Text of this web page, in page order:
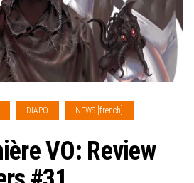
DIAPO NEWS [french]
VO: Review